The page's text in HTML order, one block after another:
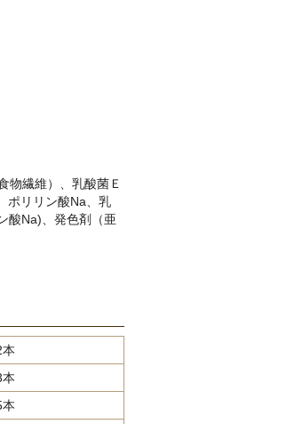
物繊維）、乳酸菌Ｅ
ポリリン酸Na、乳
酸Na)、発色剤（亜